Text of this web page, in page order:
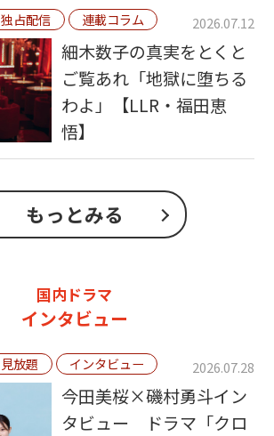
独占配信 連載コラム 2026.07.12
細木数子の真実をとくと
ご覧あれ「地獄に堕ちる
わよ」【LLR・福田恵
悟】
もっとみる
国内ドラマ
インタビュー
見放題 インタビュー 2026.07.28
今田美桜×磯村勇斗イン
タビュー ドラマ「クロ